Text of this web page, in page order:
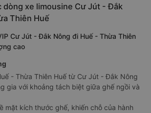
dòng xe limousine Cư Jút - Đắk
Thiên Huế
Cư Jút - Đắk Nông đi Huế - Thừa Thiên
cao
- Thừa Thiên Huế từ Cư Jút - Đắk Nông
gia với khoảng tách biệt giữa ghế ngồi và
mặt kích thước ghế, khiến chỗ của hành